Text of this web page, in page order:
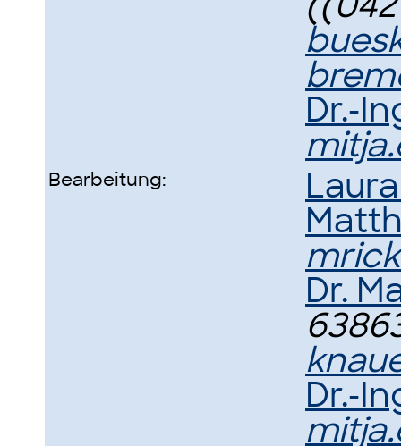
Dr.-
Bearbeitung:
Dr.
Dr.-